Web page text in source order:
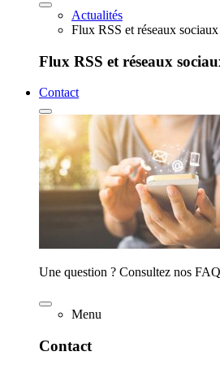
Actualités
Flux RSS et réseaux sociaux
Flux RSS et réseaux
Contact
Une question ? Consultez nos
Menu
Contact